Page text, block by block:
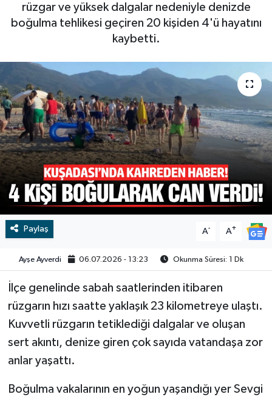
rüzgar ve yüksek dalgalar nedeniyle denizde
boğulma tehlikesi geçiren 20 kişiden 4'ü hayatını
kaybetti.
Paylaş A- A+
Ayşe Ayverdi 06.07.2026 - 13:23 Okunma Süresi: 1 Dk
İlçe genelinde sabah saatlerinden itibaren
rüzgarın hızı saatte yaklaşık 23 kilometreye ulaştı.
Kuvvetli rüzgarın tetiklediği dalgalar ve oluşan
sert akıntı, denize giren çok sayıda vatandaşa zor
anlar yaşattı.
Boğulma vakalarının en yoğun yaşandığı yer Sevgi
SİYASET
BİLİM VE TEKNOLOJİ
Manisa
Yaşam
Tarih
Çevre
Dünya
İletişim
Künye
SPOR
Vefat
Video
Haber Arşivi